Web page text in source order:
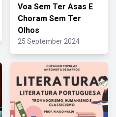
Voa Sem Ter Asas E
Choram Sem Ter
Olhos
25 September 2024